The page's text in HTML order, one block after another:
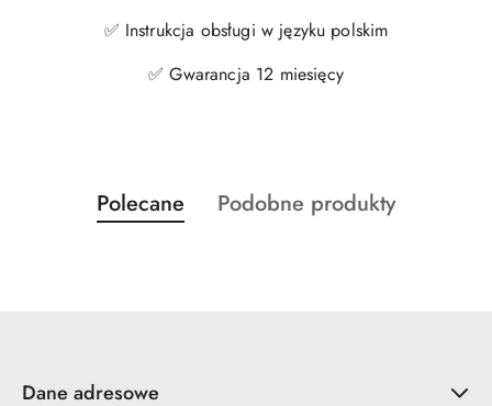
✅ Instrukcja obsługi w języku polskim
✅ Gwarancja 12 miesięcy
Pomiń karuzelę produktów
Produkty
o
Polecane
Produkty
Podobne produkty
Dane adresowe